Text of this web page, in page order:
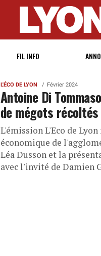
FIL INFO
L'ÉCO DE LYON Février 2024
Antoine Di
de mégots
L'émission L'Eco de
économique de
Léa Dusson et la
avec l'invité de Damien